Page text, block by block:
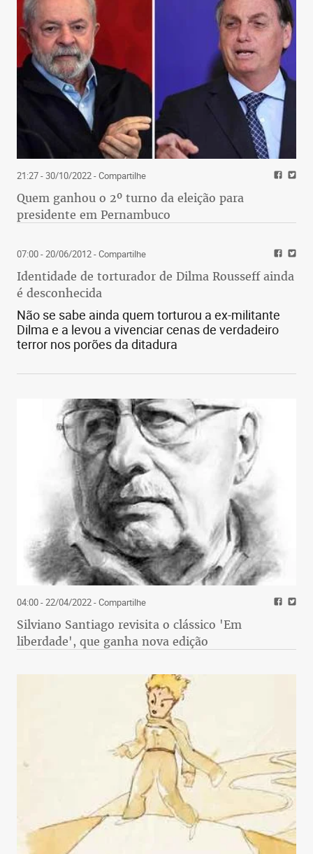
21:27 - 30/10/2022- Compartilhe
Quem ganhou o 2º turno da eleição para
presidente em Pernambuco
07:00 - 20/06/2012- Compartilhe
Identidade de torturador de Dilma Rousseff ainda
é desconhecida
Não se sabe ainda quem torturou a ex-militante
Dilma e a levou a vivenciar cenas de verdadeiro
terror nos porões da ditadura
04:00 - 22/04/2022- Compartilhe
Silviano Santiago revisita o clássico 'Em
liberdade', que ganha nova edição